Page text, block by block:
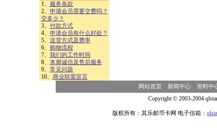
1、
服务条款
2、 申请会员需要交费吗？
交多少？
3、 付款方式
4、 申请会员有什么好处？
5、 送货方式及费率
6、
购物流程
7、 我们的工作时间
8、 本廊诚信及售后服务
9、 常见问题
10、 商业联盟宣言
网站首页 新闻中心
资料中
Copyright © 2003-2004
版权所有：其乐邮币卡网 电子信箱：